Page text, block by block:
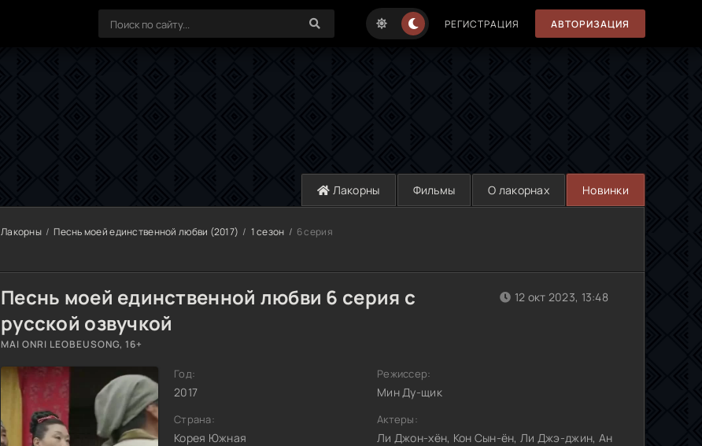
РЕГИСТРАЦИЯ АВТОРИЗАЦИЯ
Лакорны Фильмы О лакорнах Новинки
Лакорны Песнь моей единственной любви (2017) 1 сезон 6 серия
Песнь моей единственной любви 6 серия с
русской озвучкой
MAI ONRI LEOBEUSONG, 16+
Год:
2017
Страна:
Корея Южная
12 окт 2023, 13:48
Режиссер:
Мин Ду-щик
Актеры:
Ли Джон-хён, Кон Сын-ён, Ли Джэ-джин, Ан